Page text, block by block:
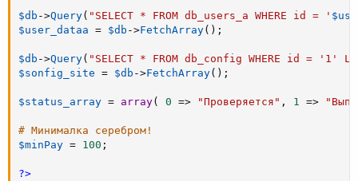
$db ->Query( "SELECT * FROM db_users_a WHERE id = '
$user_dataa = $db ->FetchArray( ) ;
$db ->Query( "SELECT * FROM db_config WHERE id = '1'
$sonfig_site = $db ->FetchArray( ) ;
$status_array = array( 0 => "Проверяется" , 1 =>
# Минималка серебром!
$minPay = 100 ;
?>